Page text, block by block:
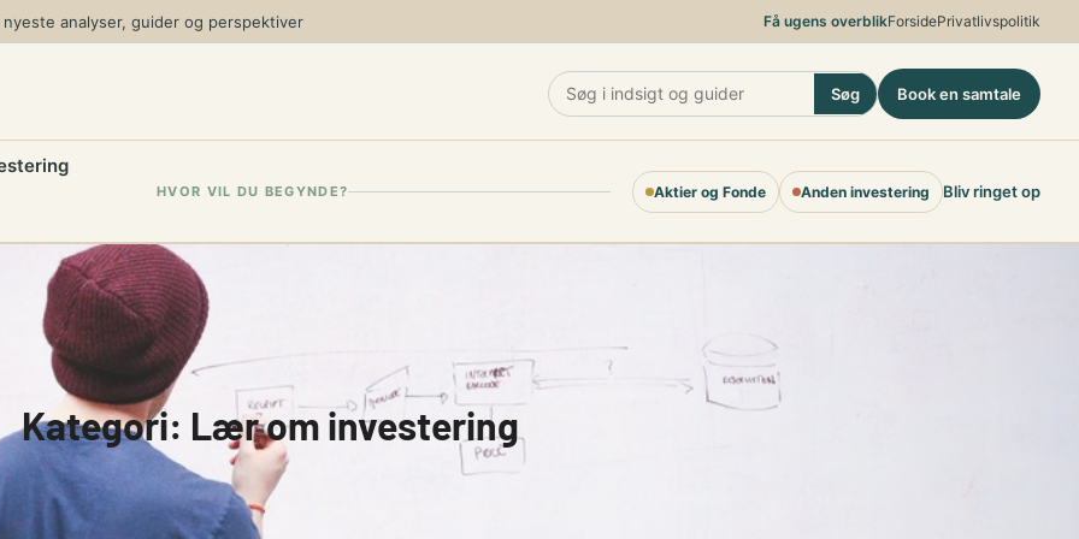
analyser, guider og perspektiver Få ugens overblikForsidePrivatlivspolitik
Søg Book en samtale
HVOR VIL DU BEGYNDE? Aktier og Fonde Anden investering Bliv ringet op
Kategori: Lær om investering